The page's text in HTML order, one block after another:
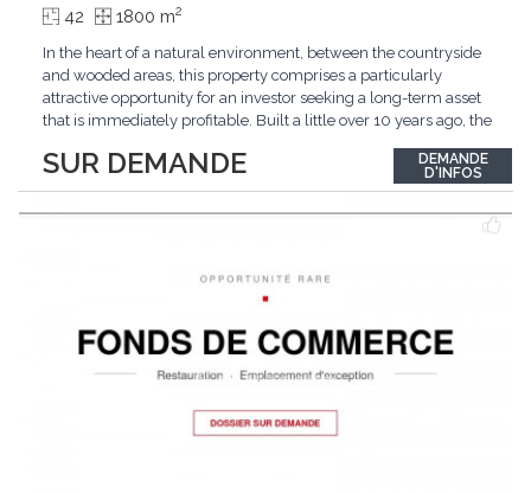
SUR DEMANDE
42 1800 m2
In the heart of a natural environment, between the countryside
and wooded areas, this property comprises a particularly
attractive opportunity for an investor seeking a long-term asset
that is immediately profitable. Built a little over 10 years ago, the
quality of construction and regular maintenance of the
properties allow for a serene...
DEMANDE
D'INFOS